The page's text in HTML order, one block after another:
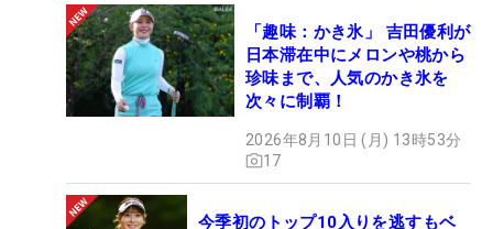
「趣味：かき氷」 吉田優利が
日本滞在中にメロンや桃から
珍味まで、人気のかき氷を
次々に制覇！
2026年8月10日 (月) 13時53分
17
今季初のトップ10入りを逃すもベ